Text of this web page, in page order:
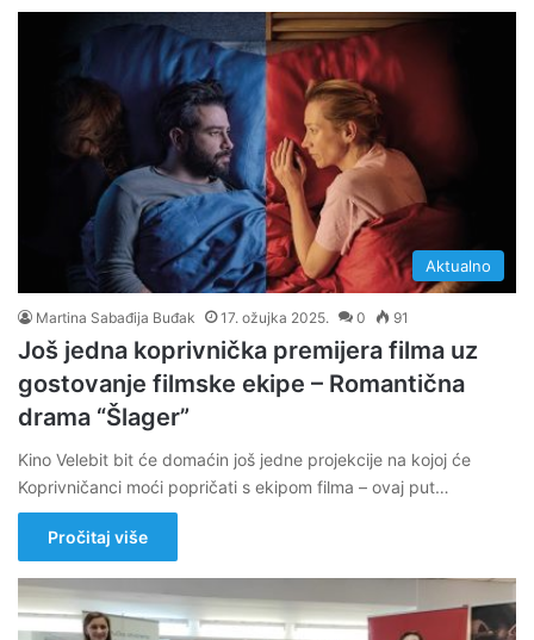
Aktualno
Martina Sabađija Buđak 17. ožujka 2025. 0 91
Još jedna koprivnička premijera filma uz
gostovanje filmske ekipe – Romantična
drama “Šlager”
Kino Velebit bit će domaćin još jedne projekcije na kojoj će
Koprivničanci moći popričati s ekipom filma – ovaj put…
Pročitaj više